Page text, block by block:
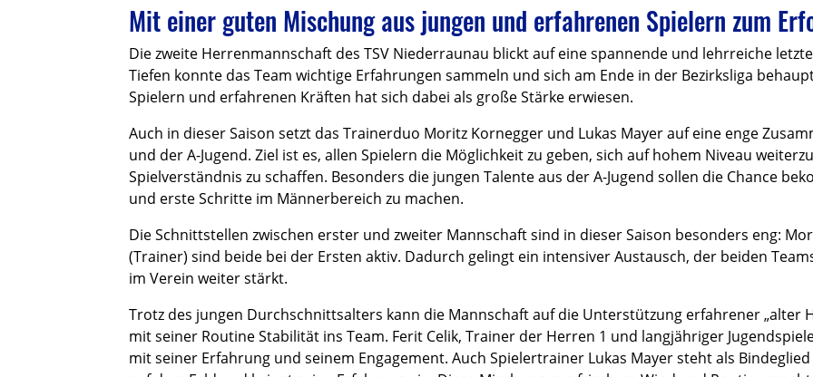
Mit einer guten Mischung aus jungen und erfahrenen Spielern zum
Die zweite Herrenmannschaft des TSV Niederraunau blickt auf eine spannende und lehrreiche
Tiefen konnte das Team wichtige Erfahrungen sammeln und sich am Ende in der Bezirksliga
Spielern und erfahrenen Kräften hat sich dabei als große Stärke erwiesen.
Auch in dieser Saison setzt das Trainerduo Moritz Kornegger und Lukas Mayer auf eine enge
und der A-Jugend. Ziel ist es, allen Spielern die Möglichkeit zu geben, sich auf hohem Niveau
Spielverständnis zu schaffen. Besonders die jungen Talente aus der A-Jugend sollen die Chance
und erste Schritte im Männerbereich zu machen.
Die Schnittstellen zwischen erster und zweiter Mannschaft sind in dieser Saison besonders eng:
(Trainer) sind beide bei der Ersten aktiv. Dadurch gelingt ein intensiver Austausch, der beiden
im Verein weiter stärkt.
Trotz des jungen Durchschnittsalters kann die Mannschaft auf die Unterstützung erfahrener „alter
mit seiner Routine Stabilität ins Team. Ferit Celik, Trainer der Herren 1 und langjähriger
mit seiner Erfahrung und seinem Engagement. Auch Spielertrainer Lukas Mayer steht als